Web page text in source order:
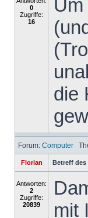
0
Zugriffe:
16
die
Forum: Computer
Florian Betreff des
Antworten:
2
Zugriffe:
20839
mit